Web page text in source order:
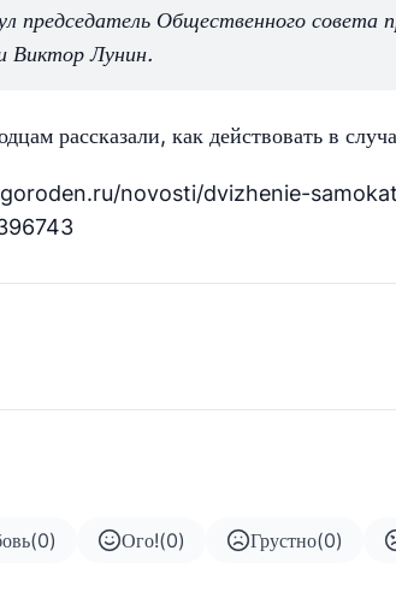
председатель Общественного совета
Виктор Лунин.
рассказали, как действовать в
novosti/dvizhenie-
(0) Ого!(0) Грустно(0)